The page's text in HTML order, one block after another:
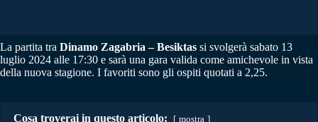
La partita tra Dinamo Zagabria – Besiktas si svolgerà sabato 13
luglio 2024 alle 17:30 e sarà una gara valida come amichevole in vista
della nuova stagione. I favoriti sono gli ospiti quotati a 2,25.
Cosa troverai in questo articolo: mostra